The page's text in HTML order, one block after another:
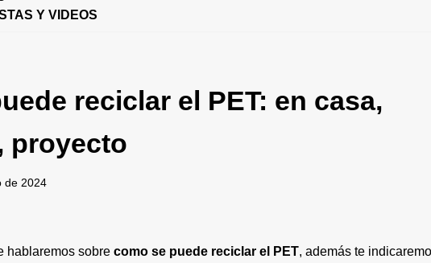
Y VIDEOS
reciclar el PET: en casa,
proyecto
de 2024
hablaremos sobre como se puede reciclar el PET, además te